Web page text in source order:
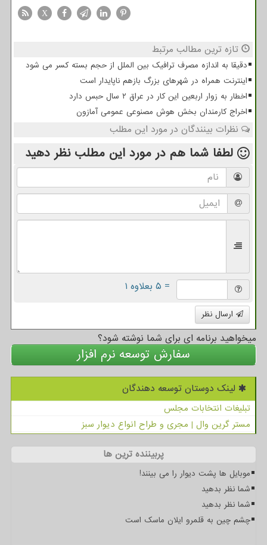
X
تازه ترین مطالب مرتبط
دقیقا به اندازه مصرف ترافیک بین الملل از حجم بسته کسر می شود
اینترنت همراه در شهرهای بزرگ بازهم ناپایدار است
اخطار به زوار اربعین این کار در عراق ۲ سال حبس دارد
اخراج کارمندان بخش هوش مصنوعی عمومی آمازون
نظرات بینندگان در مورد این مطلب
لطفا شما هم در مورد این مطلب نظر دهید
= ۵ بعلاوه ۱
ارسال نظر
میخواهید برنامه ای برای شما نوشته شود؟
سفارش توسعه نرم افزار
لینک دوستان توسعه دهندگان
تبلیغات انتخابات مجلس
مستر گرین وال | مجری و طراح انواع دیوار سبز
پربیننده ترین ها
موبایل ها پشت دیوار را می بینند!
شما نظر بدهید
شما نظر بدهید
چشم چین به قلمرو ایلان ماسک است